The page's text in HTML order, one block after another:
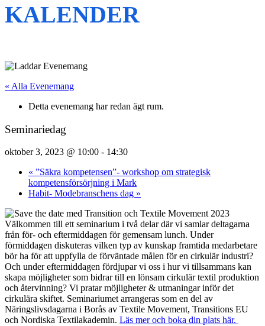
KALENDER
« Alla Evenemang
Detta evenemang har redan ägt rum.
Seminariedag
oktober 3, 2023 @ 10:00 - 14:30
« ”Säkra kompetensen”- workshop om strategisk
kompetensförsörjning i Mark
Habit- Modebranschens dag »
Välkommen till ett seminarium i två delar där vi samlar deltagarna
från för- och eftermiddagen för gemensam lunch. Under
förmiddagen diskuteras vilken typ av kunskap framtida medarbetare
bör ha för att uppfylla de förväntade målen för en cirkulär industri?
Och under eftermiddagen fördjupar vi oss i hur vi tillsammans kan
skapa möjligheter som bidrar till en lönsam cirkulär textil produktion
och återvinning? Vi pratar möjligheter & utmaningar inför det
cirkulära skiftet. Seminariumet arrangeras som en del av
Näringslivsdagarna i Borås av Textile Movement, Transitions EU
och Nordiska Textilakademin. Läs mer och boka din plats här.